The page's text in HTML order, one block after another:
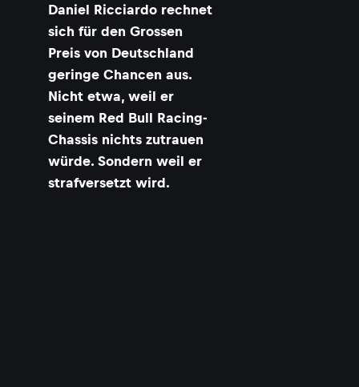
​Daniel Ricciardo rechnet
sich für den Grossen
Preis von Deutschland
geringe Chancen aus.
Nicht etwa, weil er
seinem Red Bull Racing-
Chassis nichts zutrauen
würde. Sondern weil er
strafversetzt wird.